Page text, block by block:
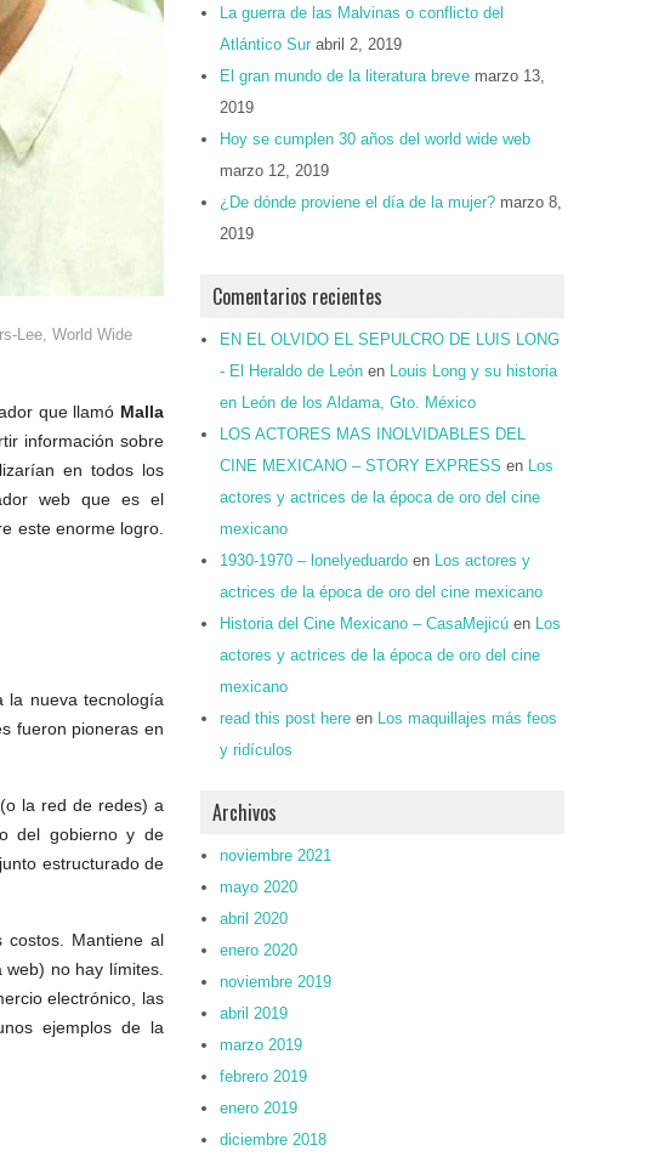
Lee, World Wide
que llamó Malla
información sobre
en todos los
web que es el
este enorme logro.
la nueva tecnología
fueron pioneras en
la red de redes) a
del gobierno y de
estructurado de
costos. Mantiene al
web) no hay límites.
electrónico, las
ejemplos de la
La guerra de las Malvinas o conflicto del
Atlántico Sur abril 2, 2019
El gran mundo de la literatura breve marzo 13,
2019
Hoy se cumplen 30 años del world wide web
marzo 12, 2019
¿De dónde proviene el día de la mujer? marzo 8,
2019
Comentarios recientes
EN EL OLVIDO EL SEPULCRO DE LUIS LONG
- El Heraldo de León en Louis Long y su historia
en León de los Aldama, Gto. México
LOS ACTORES MAS INOLVIDABLES DEL
CINE MEXICANO – STORY EXPRESS en Los
actores y actrices de la época de oro del cine
mexicano
1930-1970 – lonelyeduardo en Los actores y
actrices de la época de oro del cine mexicano
Historia del Cine Mexicano – CasaMejicú en Los
actores y actrices de la época de oro del cine
mexicano
read this post here en Los maquillajes más feos
y ridículos
Archivos
noviembre 2021
mayo 2020
abril 2020
enero 2020
noviembre 2019
abril 2019
marzo 2019
febrero 2019
enero 2019
diciembre 2018